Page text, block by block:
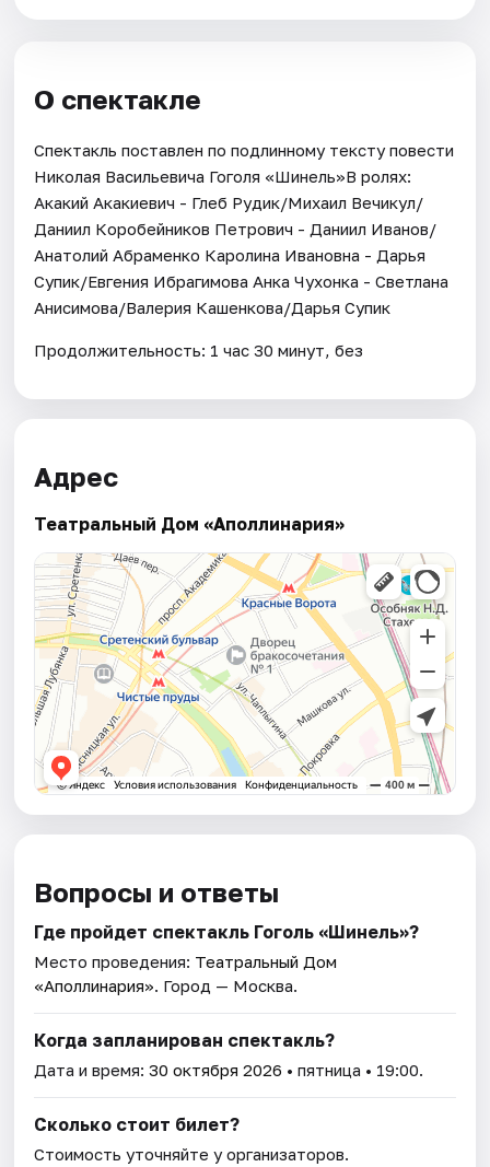
О спектакле
Спектакль поставлен по подлинному тексту повести
Николая Васильевича Гоголя «Шинель»В ролях:
Акакий Акакиевич - Глеб Рудик/Михаил Вечикул/
Даниил Коробейников Петрович - Даниил Иванов/
Анатолий Абраменко Каролина Ивановна - Дарья
Супик/Евгения Ибрагимова Анка Чухонка - Светлана
Анисимова/Валерия Кашенкова/Дарья Супик
Продолжительность: 1 час 30 минут, без
Адрес
Театральный Дом «Аполлинария»
Вопросы и ответы
Где пройдет спектакль Гоголь «Шинель»?
Место проведения: Театральный Дом
«Аполлинария». Город — Москва.
Когда запланирован спектакль?
Дата и время:30 октября 2026 • пятница • 19:00.
Сколько стоит билет?
Стоимость уточняйте у организаторов.